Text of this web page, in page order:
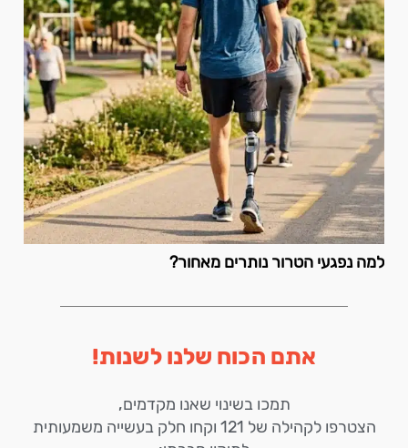
למה נפגעי הטרור נותרים מאחור?
אתם הכוח שלנו לשנות!
תמכו בשינוי שאנו מקדמים,
הצטרפו לקהילה של 121 וקחו חלק בעשייה משמעותית